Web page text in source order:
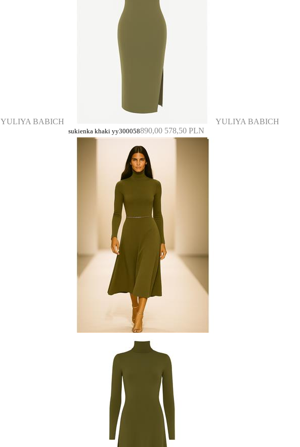
YULIYA BABICH YULIYA BABICH
sukienka khaki yy300058890,00 578,50 PLN